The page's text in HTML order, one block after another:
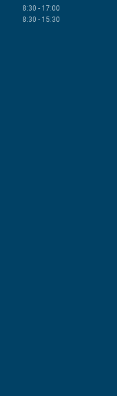
8:30 - 17:00
8:30 - 15:30